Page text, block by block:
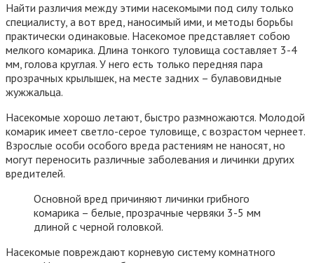
Найти различия между этими насекомыми под силу только
специалисту, а вот вред, наносимый ими, и методы борьбы
практически одинаковые. Насекомое представляет собою
мелкого комарика. Длина тонкого туловища составляет 3-4
мм, голова круглая. У него есть только передняя пара
прозрачных крылышек, на месте задних – булавовидные
жужжальца.
Насекомые хорошо летают, быстро размножаются. Молодой
комарик имеет светло-серое туловище, с возрастом чернеет.
Взрослые особи особого вреда растениям не наносят, но
могут переносить различные заболевания и личинки других
вредителей.
Основной вред причиняют личинки грибного
комарика – белые, прозрачные червяки 3-5 мм
длиной с черной головкой.
Насекомые повреждают корневую систему комнатного